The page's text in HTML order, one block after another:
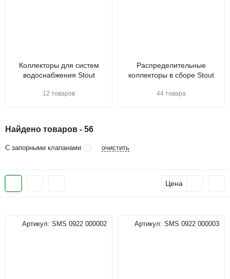
Коллекторы для систем
водоснабжения Stout
12 товаров
Распределительные
коллекторы в сборе Stout
44 товара
Найдено товаров - 56
С запорными клапанами очистить
Цена
Артикул: SMS 0922 000002 Артикул: SMS 0922 000003